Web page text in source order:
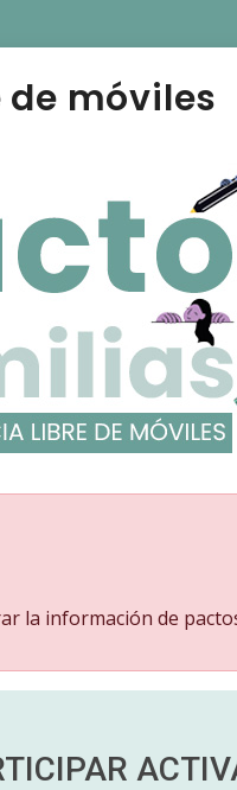
de móviles
la información de